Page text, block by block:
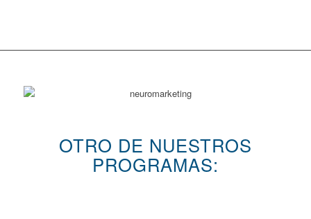
OTRO DE NUESTROS
PROGRAMAS: